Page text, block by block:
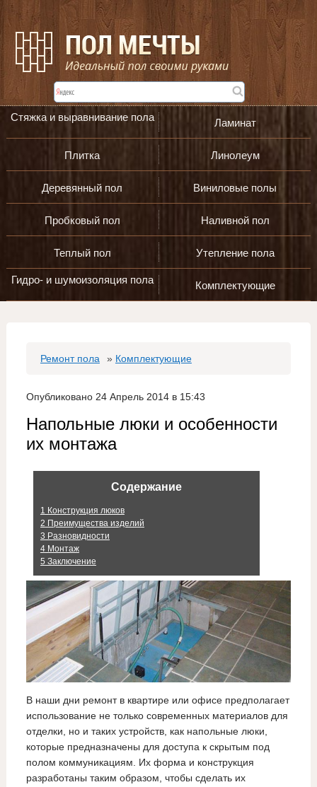
Стяжка и выравнивание пола Ламинат
Плитка Линолеум
Деревянный пол Виниловые полы
Пробковый пол Наливной пол
Теплый пол Утепление пола
Гидро- и шумоизоляция пола Комплектующие
Ремонт пола » Комплектующие
Опубликовано 24 Апрель 2014 в 15:43
Напольные люки и особенности
их монтажа
Содержание
1 Конструкция люков
2 Преимущества изделий
3 Разновидности
4Монтаж
5 Заключение
В наши дни ремонт в квартире или офисе предполагает
использование не только современных материалов для
отделки, но и таких устройств, как напольные люки,
которые предназначены для доступа к скрытым под
полом коммуникациям. Их форма и конструкция
разработаны таким образом, чтобы сделать их